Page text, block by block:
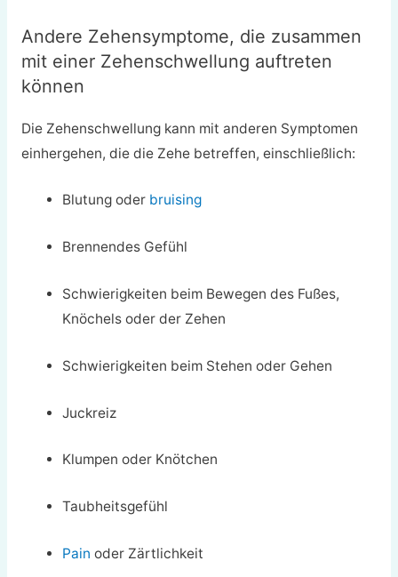
Andere Zehensymptome, die zusammen
mit einer Zehenschwellung auftreten
können
Die Zehenschwellung kann mit anderen Symptomen
einhergehen, die die Zehe betreffen, einschließlich:
Blutung oder bruising
Brennendes Gefühl
Schwierigkeiten beim Bewegen des Fußes,
Knöchels oder der Zehen
Schwierigkeiten beim Stehen oder Gehen
Juckreiz
Klumpen oder Knötchen
Taubheitsgefühl
Pain oder Zärtlichkeit